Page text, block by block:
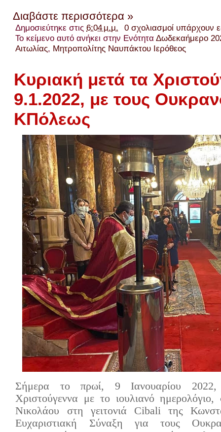
Διαβάστε περισσότερα »
Δημοσιεύτηκε στις6:04 μ.μ.
0 σχολιασμοί υπάρχουν
Το κείμενο αυτό ανήκει στην ΕνότηταΔωδεκαήμερο
Αιτωλίας, Μητροπολίτης Ναυπάκτου Ιερόθεος
Κυριακή μετά τα
9.1.2022, με τους
ΚΠόλεως
Σήμερα το πρωί, 9 Ιανουαρίου
Χριστούγεννα με το ιουλιανό
Νικολάου στη γειτονιά Cibali της
Ευχαριστιακή Σύναξη για τους